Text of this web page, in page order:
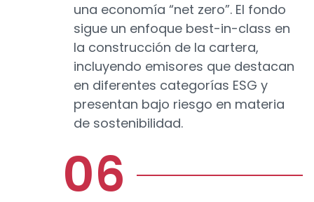
una economía “net zero”. El fondo
sigue un enfoque best-in-class en
la construcción de la cartera,
incluyendo emisores que destacan
en diferentes categorías ESG y
presentan bajo riesgo en materia
de sostenibilidad.